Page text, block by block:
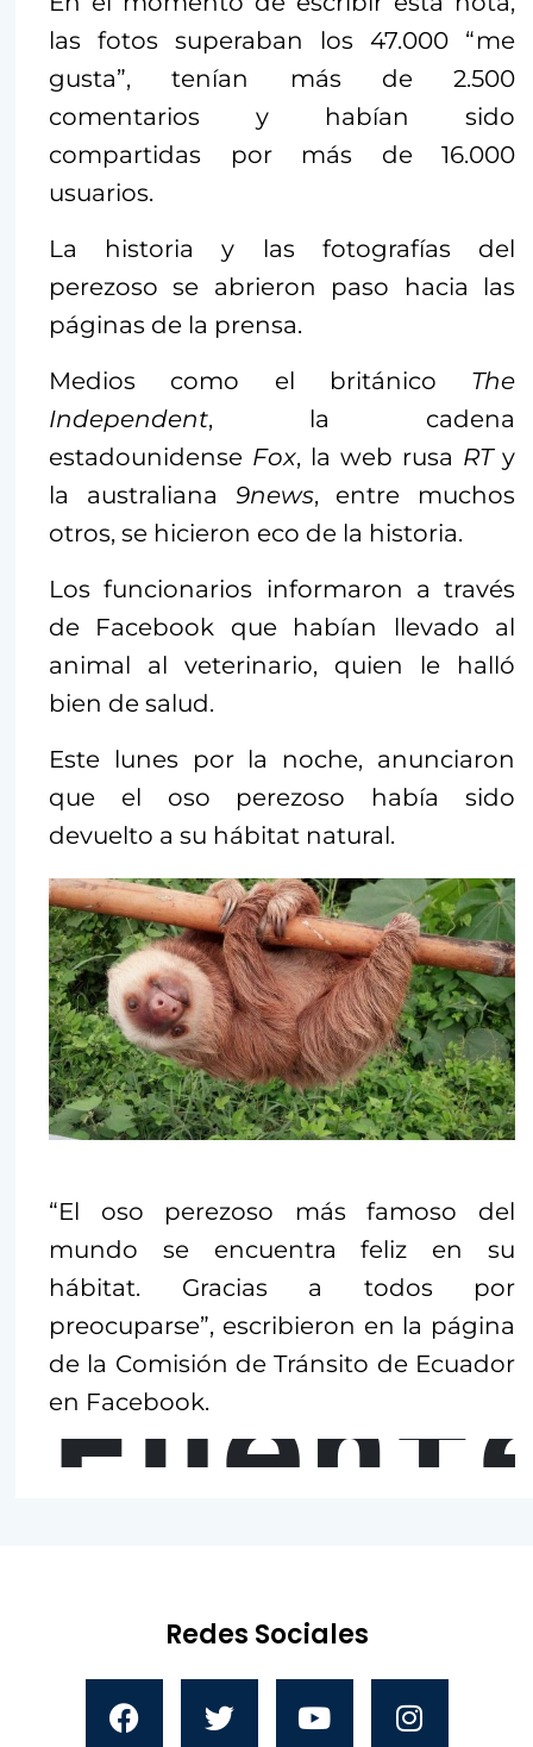
las fotos superaban los 47.000 “me
gusta”, tenían más de 2.500
comentarios y habían sido
compartidas por más de 16.000
usuarios.
La historia y las fotografías del
perezoso se abrieron paso hacia las
páginas de la prensa.
Medios como el británico The
Independent, la cadena
estadounidense Fox, la web rusa RTy
la australiana 9news, entre muchos
otros, se hicieron eco de la historia.
Los funcionarios informaron a través
de Facebook que habían llevado al
animal al veterinario, quien le halló
bien de salud.
Este lunes por la noche, anunciaron
que el oso perezoso había sido
devuelto a su hábitat natural.
“El oso perezoso más famoso del
mundo se encuentra feliz en su
hábitat. Gracias a todos por
preocuparse”, escribieron en la página
de la Comisión de Tránsito de Ecuador
en Facebook.
Redes Sociales